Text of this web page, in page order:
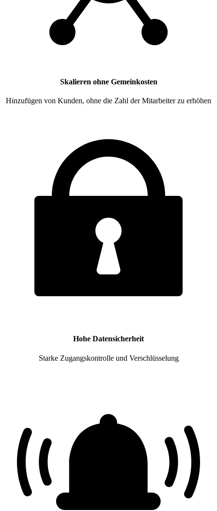
Skalieren ohne Gemeinkosten
Hinzufügen von Kunden, ohne die Zahl der Mitarbeiter zu erhöhen
Hohe Datensicherheit
Starke Zugangskontrolle und Verschlüsselung